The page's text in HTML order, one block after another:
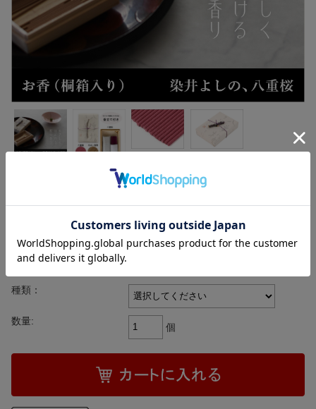
お香（桐箱入り）染井よしの、八重桜★日本土産
（みやげ）や記念品に！英語説明書つき
¥1,500
(税込 ¥1,650)
種類：
数量: 個